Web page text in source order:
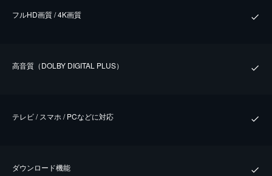
フルHD画質 / 4K画質
⾼⾳質（DOLBY DIGITAL PLUS）
テレビ / スマホ / PCなどに対応
ダウンロード機能